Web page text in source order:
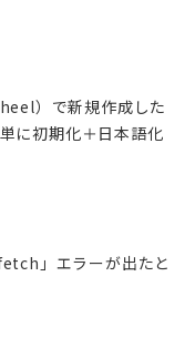
）で新規作成した
に初期化＋日本語化
」エラーが出たと